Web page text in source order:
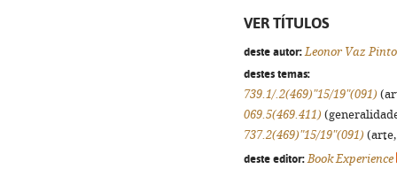
VER TÍTULOS
deste autor: Leonor Vaz Pinto
destes temas:
739.1/.2(469)"15/19"(091)
069.5(469.411)
737.2(469)"15/19"(091)
deste editor: Book Experience